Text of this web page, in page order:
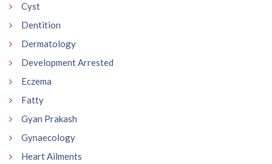
Cyst
Dentition
Dermatology
Development Arrested
Eczema
Fatty
Gyan Prakash
Gynaecology
Heart Ailments